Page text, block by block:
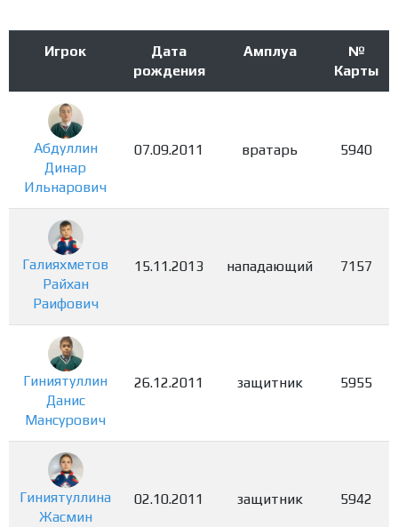
Игрок
Дата
рождения
Амплуа
№
Карты
Абдуллин
Динар
Ильнарович
07.09.2011 вратарь 5940
Галияхметов
Райхан
Раифович
15.11.2013 нападающий 7157
Гиниятуллин
Данис
Мансурович
26.12.2011 защитник 5955
Гиниятуллина
Жасмин
02.10.2011 защитник 5942